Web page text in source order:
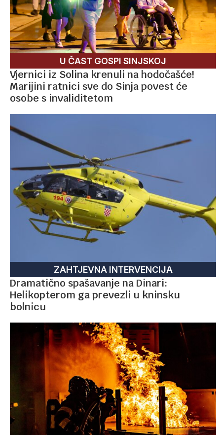
U ČAST GOSPI SINJSKOJ
Vjernici iz Solina krenuli na hodočašće!
Marijini ratnici sve do Sinja povest će
osobe s invaliditetom
ZAHTJEVNA INTERVENCIJA
Dramatično spašavanje na Dinari:
Helikopterom ga prevezli u kninsku
bolnicu